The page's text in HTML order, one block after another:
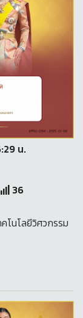
น.
36
โนโลยีวิศวกรรม